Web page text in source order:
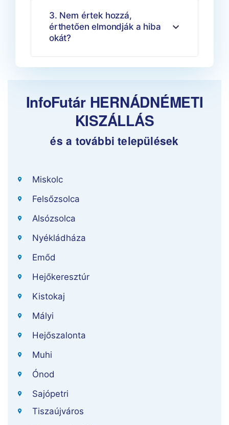
3. Nem értek hozzá,
érthetően elmondják a hiba
okát?
InfoFutár HERNÁDNÉMETI
KISZÁLLÁS
és a további települések
Miskolc
Felsőzsolca
Alsózsolca
Nyékládháza
Emőd
Hejőkeresztúr
Kistokaj
Mályi
Hejőszalonta
Muhi
Ónod
Sajópetri
Tiszaújváros